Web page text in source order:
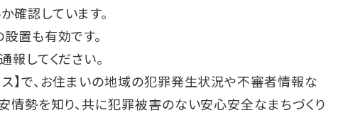
認しています。
置も有効です。
してください。
】で、お住まいの地域の犯罪発生状況や不審者情報な
情勢を知り、共に犯罪被害のない安心安全なまちづくり